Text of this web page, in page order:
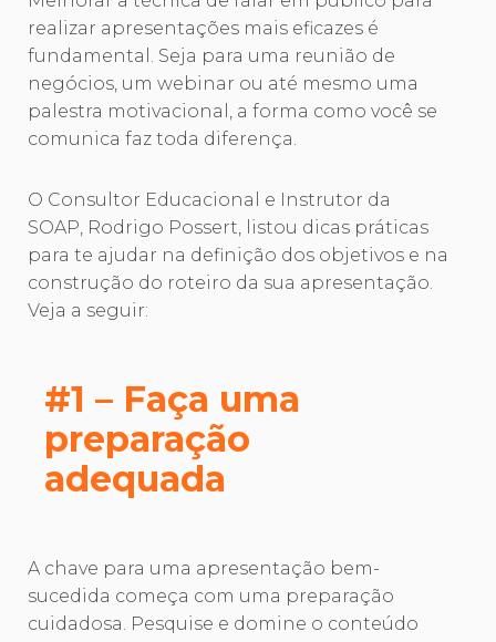
realizar apresentações mais eficazes é
fundamental. Seja para uma reunião de
negócios, um webinar ou até mesmo uma
palestra motivacional, a forma como você se
comunica faz toda diferença.
O Consultor Educacional e Instrutor da
SOAP, Rodrigo Possert, listou dicas práticas
para te ajudar na definição dos objetivos e na
construção do roteiro da sua apresentação.
Veja a seguir:
#1 – Faça uma
preparação
adequada
A chave para uma apresentação bem-
sucedida começa com uma preparação
cuidadosa. Pesquise e domine o conteúdo